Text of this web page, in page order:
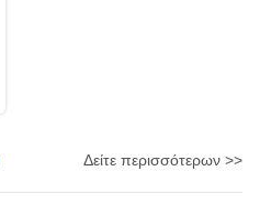
Δείτε περισσότερων >>